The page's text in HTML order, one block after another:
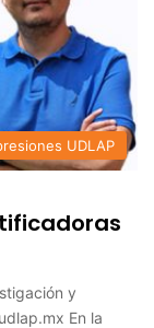
UDLAP
y
En la